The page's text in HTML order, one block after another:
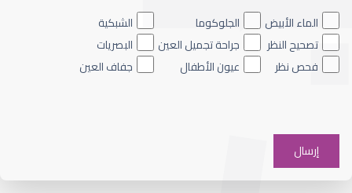
حجز موعد فحص عيون
الماء الأبيض
الجلوكوما
الشبكية
تصحيح النظر
جراحة تجميل العين
البصريات
فحص نظر
عيون الأطفال جفاف العين